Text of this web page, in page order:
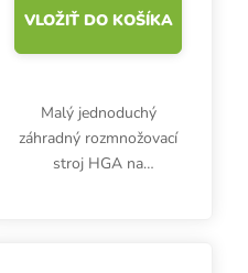
VLOŽIŤ DO KOŠÍKA
Malý jednoduchý
záhradný rozmnožovací
stroj HGA na